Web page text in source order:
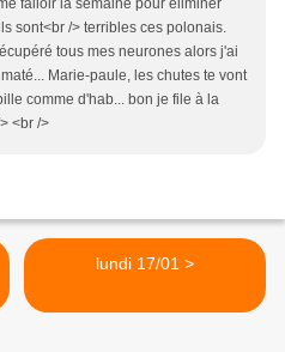
falloir la semaine pour éliminer
sont<br /> terribles ces polonais.
tous mes neurones alors j'ai
Marie-paule, les chutes te vont
comme d'hab... bon je file à la
<br />
lundi 17/01 >